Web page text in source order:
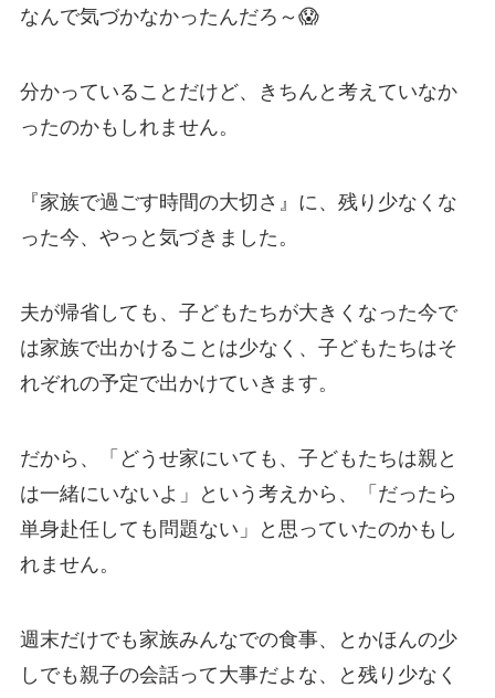
なんで気づかなかったんだろ～😱
分かっていることだけど、きちんと考えていなか
ったのかもしれません。
『家族で過ごす時間の大切さ』に、残り少なくな
った今、やっと気づきました。
夫が帰省しても、子どもたちが大きくなった今で
は家族で出かけることは少なく、子どもたちはそ
れぞれの予定で出かけていきます。
だから、「どうせ家にいても、子どもたちは親と
は一緒にいないよ」という考えから、「だったら
単身赴任しても問題ない」と思っていたのかもし
れません。
週末だけでも家族みんなでの食事、とかほんの少
しでも親子の会話って大事だよな、と残り少なく